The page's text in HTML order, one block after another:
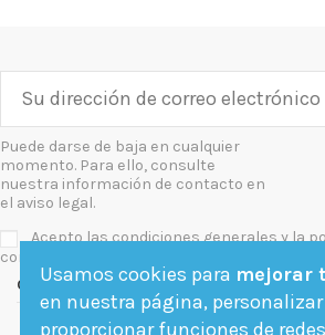
Puede darse de baja en cualquier
momento. Para ello, consulte
nuestra información de contacto en
el aviso legal.
Acepto las condiciones generales y la
confidencialidad
Contact us
Usamos cookies para mejorar
en nuestra página,
proporcionar funciones de